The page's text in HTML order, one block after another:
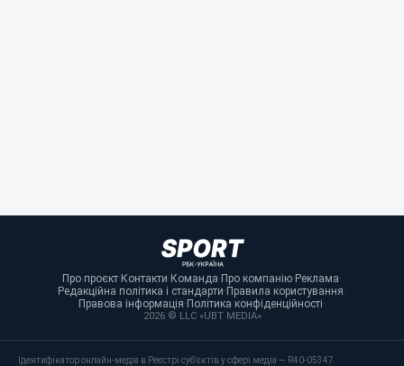
Про проєкт·Контакти·Команда·Про компанію·Реклама·
Редакційна політика і стандарти·Правила користування·
Правова інформація·Політика конфіденційності·
2026 © LLC «UBT MEDIA»
Ідентифікатор онлайн-медіа в Реєстрі суб’єктів у сфері медіа — R40-05347